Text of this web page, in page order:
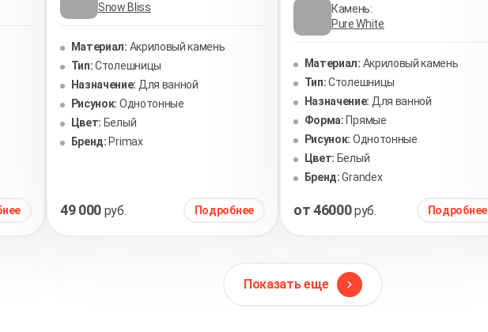
Snow Bliss
Материал: Акриловый камень
Тип:Столешницы
Назначение: Для ванной
Рисунок: Однотонные
Цвет: Белый
Бренд: Primax
49 000 руб. Подробнее
Камень:
Pure White
Материал: Акриловый камень
Тип:Столешницы
Назначение: Для ванной
Форма: Прямые
Рисунок: Однотонные
Цвет: Белый
Бренд: Grandex
от 46000руб. Подробнее
Показать еще